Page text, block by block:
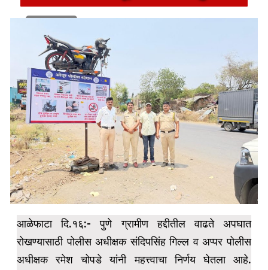
आळेफाटा दि.१६:- पुणे ग्रामीण हद्दीतील वाढते अपघात
रोखण्यासाठी पोलीस अधीक्षक संदिपसिंह गिल्ल व अप्पर पोलीस
अधीक्षक रमेश चोपडे यांनी महत्त्वाचा निर्णय घेतला आहे.